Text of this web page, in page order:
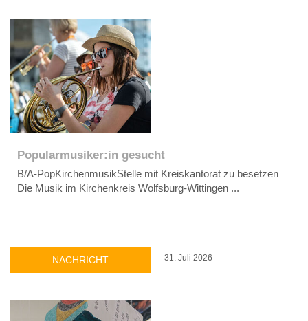
Popularmusiker:in gesucht
B/A-PopKirchenmusikStelle mit Kreiskantorat zu besetzen
Die Musik im Kirchenkreis Wolfsburg-Wittingen ...
NACHRICHT 31. Juli 2026